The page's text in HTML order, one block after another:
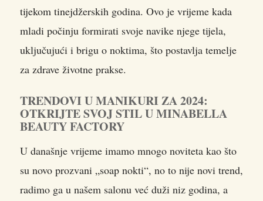
tijekom tinejdžerskih godina. Ovo je vrijeme kada
mladi počinju formirati svoje navike njege tijela,
uključujući i brigu o noktima, što postavlja temelje
za zdrave životne prakse.
TRENDOVI U MANIKURI ZA 2024:
OTKRIJTE SVOJ STIL U MINABELLA
BEAUTY FACTORY
U današnje vrijeme imamo mnogo noviteta kao što
su novo prozvani „soap nokti“, no to nije novi trend,
radimo ga u našem salonu već duži niz godina, a